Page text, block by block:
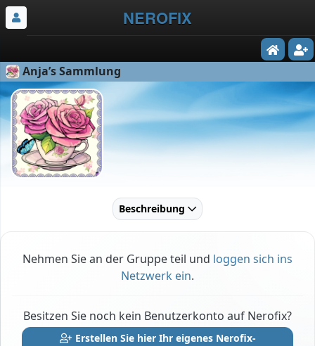
NEROFIX
Anja’s Sammlung
Beschreibung
Nehmen Sie an der Gruppe teil und loggen sich ins
Netzwerk ein.
Besitzen Sie noch kein Benutzerkonto auf Nerofix?
Erstellen Sie hier Ihr eigenes Nerofix-